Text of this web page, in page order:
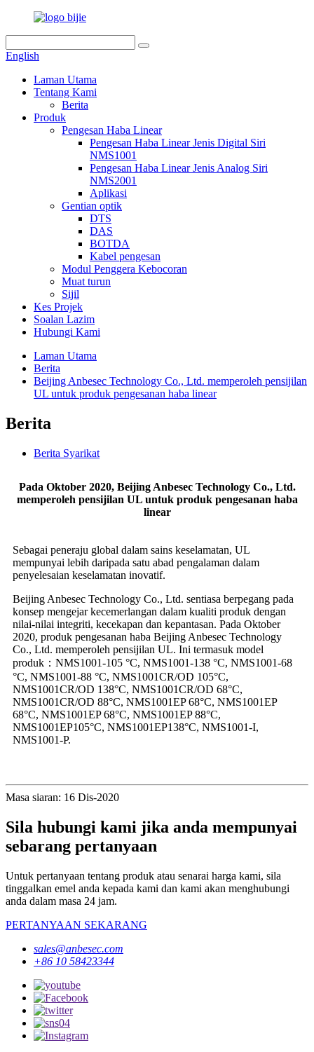
English
Laman Utama
Tentang Kami
Berita
Produk
Pengesan Haba Linear
Pengesan Haba Linear Jenis Digital Siri
NMS1001
Pengesan Haba Linear Jenis Analog Siri
NMS2001
Aplikasi
Gentian optik
DTS
DAS
BOTDA
Kabel pengesan
Modul Penggera Kebocoran
Muat turun
Sijil
Kes Projek
Soalan Lazim
Hubungi Kami
Laman Utama
Berita
Beijing Anbesec Technology Co., Ltd. memperoleh pensijilan
UL untuk produk pengesanan haba linear
Berita
Berita Syarikat
Pada Oktober 2020, Beijing Anbesec Technology Co., Ltd.
memperoleh pensijilan UL untuk produk pengesanan haba
linear
Sebagai peneraju global dalam sains keselamatan, UL
mempunyai lebih daripada satu abad pengalaman dalam
penyelesaian keselamatan inovatif.
Beijing Anbesec Technology Co., Ltd. sentiasa berpegang pada
konsep mengejar kecemerlangan dalam kualiti produk dengan
nilai-nilai integriti, kecekapan dan kepantasan. Pada Oktober
2020, produk pengesanan haba Beijing Anbesec Technology
Co., Ltd. memperoleh pensijilan UL. Ini termasuk model
produk：NMS1001-105 °C, NMS1001-138 °C, NMS1001-68
°C, NMS1001-88 °C, NMS1001CR/OD 105°C,
NMS1001CR/OD 138°C, NMS1001CR/OD 68°C,
NMS1001CR/OD 88°C, NMS1001EP 68°C, NMS1001EP
68°C, NMS1001EP 68°C, NMS1001EP 88°C,
NMS1001EP105°C, NMS1001EP138°C, NMS1001-I,
NMS1001-P.
Masa siaran: 16 Dis-2020
Sila hubungi kami jika anda mempunyai
sebarang pertanyaan
Untuk pertanyaan tentang produk atau senarai harga kami, sila
tinggalkan emel anda kepada kami dan kami akan menghubungi
anda dalam masa 24 jam.
PERTANYAAN SEKARANG
sales@anbesec.com
+86 10 58423344